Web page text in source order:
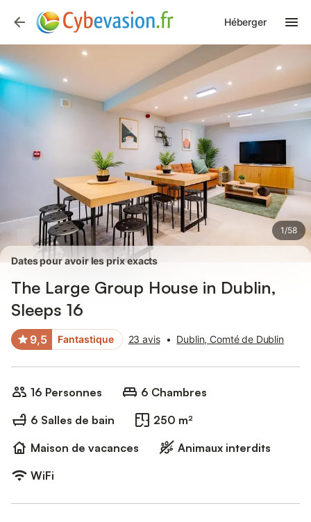
Héberger
1/58
Photos Équipements Avis des voyageurs
Dates pour avoir les prix exacts
The Large Group House in Dublin,
Sleeps 16
9,5 Fantastique 23 avis • Dublin, Comté de Dublin
16 Personnes
6 Chambres
6 Salles de bain
250 m²
Maison de vacances
Animaux interdits
WiFi